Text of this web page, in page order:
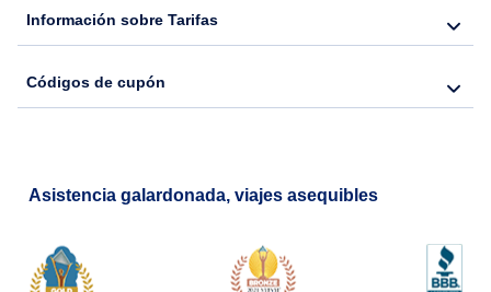
Información sobre Tarifas
Códigos de cupón
Asistencia galardonada, viajes asequibles